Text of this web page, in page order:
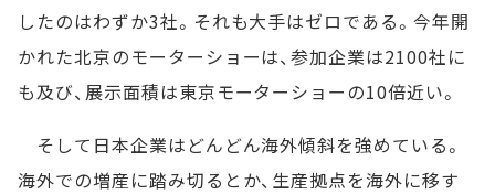
したのはわずか3社。それも大手はゼロである。今年開
かれた北京のモーターショーは、参加企業は2100社に
も及び、展示面積は東京モーターショーの10倍近い。
そして日本企業はどんどん海外傾斜を強めている。
海外での増産に踏み切るとか、生産拠点を海外に移す